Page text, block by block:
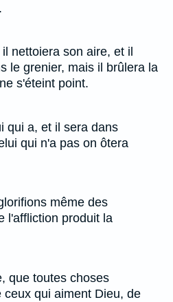
nettoiera son aire, et il
le grenier, mais il brûlera la
s'éteint point.
qui a, et il sera dans
qui n'a pas on ôtera
même des
l'affliction produit la
que toutes choses
qui aiment Dieu, de